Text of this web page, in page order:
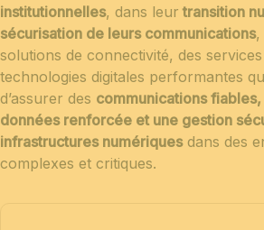
institutionnelles, dans leur transition
sécurisation de leurs communications,
solutions de connectivité, des
technologies digitales performantes
d’assurer des communications
données renforcée et une gestion
infrastructures numériquesdans des
complexes et critiques.